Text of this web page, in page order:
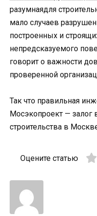
разумнаядля
мало случаев
построенных и
непредсказуемого
говорит о важности
проверенной
Так что правильная
Мосэкопроект — залог
строительства в
Оцените статью